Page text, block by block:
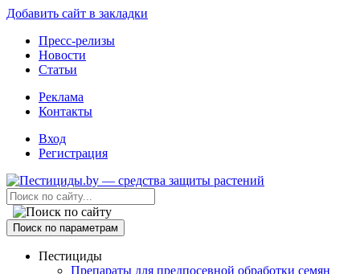
Добавить сайт в закладки
Пресс-релизы
Новости
Статьи
Реклама
Контакты
Вход
Регистрация
Поиск по параметрам
Пестициды
Препараты для предпосевной обработки семян